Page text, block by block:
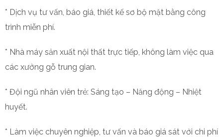
* Dịch vụ tư vấn, báo giá, thiết kế sơ bộ mặt bằng công
trình miễn phí.
* Nhà máy sản xuất nội thất trực tiếp, không làm việc qua
các xưởng gỗ trung gian.
* Đội ngũ nhân viên trẻ: Sáng tạo – Năng động – Nhiệt
huyết.
* Làm việc chuyên nghiệp, tư vấn và báo giá sát với chi phí